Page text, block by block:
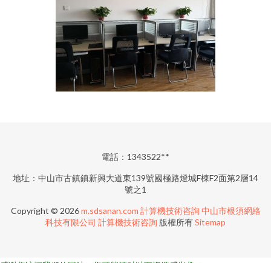
電話：1343522**
地址：中山市古鎮鎮新興大道東139號國極路燈城F棟F2面第2層14
號之1
Copyright © 2026m.sdsanan.com 計算機技術咨詢 中山市根須網絡
科技有限公司 計算機技術咨詢 版權所有Sitemap